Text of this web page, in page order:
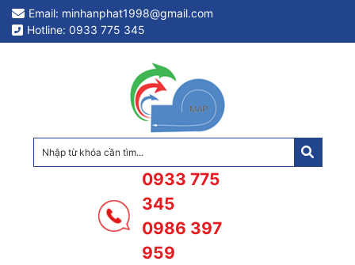
Email: minhanphat1998@gmail.com
Hotline: 0933 775 345
0933 775
345
0986 397
959